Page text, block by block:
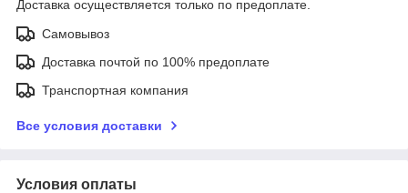
Доставка осуществляется только по предоплате.
Самовывоз
Доставка почтой по 100% предоплате
Транспортная компания
Все условия доставки
Условия оплаты